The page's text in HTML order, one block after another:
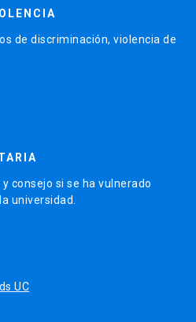
de discriminación, violencia de
consejo si se ha vulnerado
universidad.
UC